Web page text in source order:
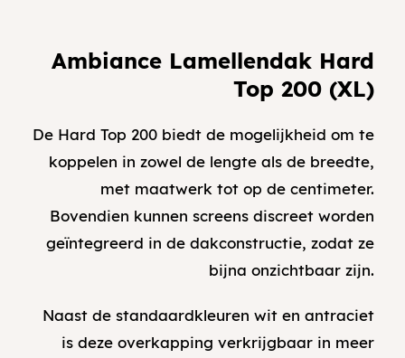
Ambiance Lamellendak Hard
Top 200 (XL)
De Hard Top 200 biedt de mogelijkheid om te
koppelen in zowel de lengte als de breedte,
met maatwerk tot op de centimeter.
Bovendien kunnen screens discreet worden
geïntegreerd in de dakconstructie, zodat ze
bijna onzichtbaar zijn.
Naast de standaardkleuren wit en antraciet
is deze overkapping verkrijgbaar in meer